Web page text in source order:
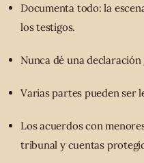
Documenta todo: la
los testigos.
Nunca dé una
Varias partes pueden ser
Los acuerdos con
tribunal y cuentas